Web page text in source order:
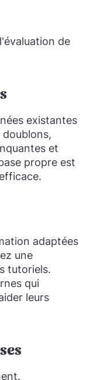
de
existantes
et
propre est
adaptées
une
tutoriels.
qui
leurs